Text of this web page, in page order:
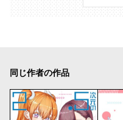
同じ作者の作品